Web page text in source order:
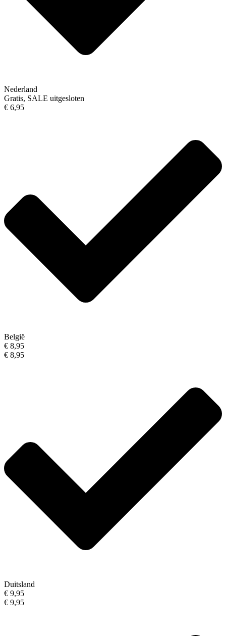
Nederland
Gratis, SALE uitgesloten
€ 6,95
België
€ 8,95
€ 8,95
Duitsland
€ 9,95
€ 9,95